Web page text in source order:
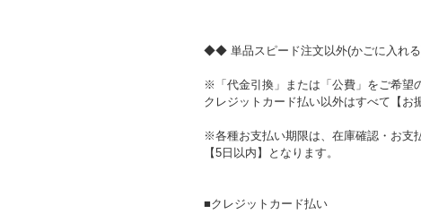
◆◆ 単品スピード注文以外(かごに入れ
※「代金引換」または「公費」をご希望
クレジットカード払い以外はすべて【お
※各種お支払い期限は、在庫確認・お支
【5日以内】となります。
■クレジットカード払い